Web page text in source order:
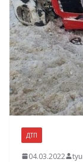
ДТП
04.03.2022